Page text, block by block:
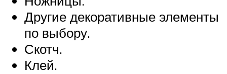
Другие декоративные элементы
по выбору.
Скотч.
Клей.